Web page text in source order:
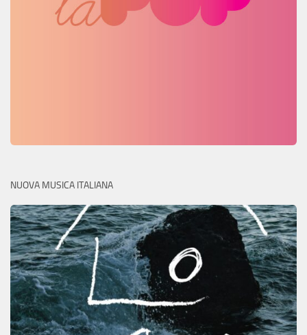
NUOVA MUSICA ITALIANA